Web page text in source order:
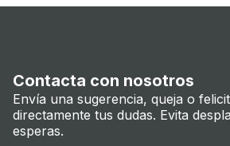
Contacta con nosotros
Envía una sugerencia, queja o
directamente tus dudas. Evita
esperas.